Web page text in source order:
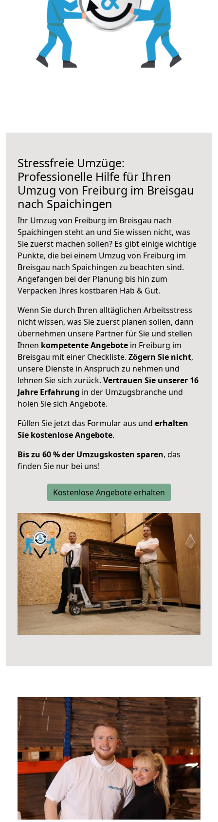
Stressfreie Umzüge:
Professionelle Hilfe für Ihren
Umzug von Freiburg im Breisgau
nach Spaichingen
Ihr Umzug von Freiburg im Breisgau nach
Spaichingen steht an und Sie wissen nicht, was
Sie zuerst machen sollen? Es gibt einige wichtige
Punkte, die bei einem Umzug von Freiburg im
Breisgau nach Spaichingen zu beachten sind.
Angefangen bei der Planung bis hin zum
Verpacken Ihres kostbaren Hab & Gut.
Wenn Sie durch Ihren alltäglichen Arbeitsstress
nicht wissen, was Sie zuerst planen sollen, dann
übernehmen unsere Partner für Sie und stellen
Ihnen kompetente Angebote in Freiburg im
Breisgau mit einer Checkliste. Zögern Sie nicht,
unsere Dienste in Anspruch zu nehmen und
lehnen Sie sich zurück. Vertrauen Sie unserer 16
Jahre Erfahrung in der Umzugsbranche und
holen Sie sich Angebote.
Füllen Sie jetzt das Formular aus und erhalten
Sie kostenlose Angebote.
Bis zu 60 % der Umzugskosten sparen, das
finden Sie nur bei uns!
Kostenlose Angebote erhalten